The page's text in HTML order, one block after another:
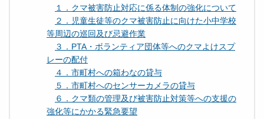
１．クマ被害防止対応に係る体制の強化について
２．児童生徒等のクマ被害防止に向けた小中学校
等周辺の巡回及び忌避作業
３．PTA・ボランティア団体等へのクマよけスプ
レーの配付
４．市町村への箱わなの貸与
５．市町村へのセンサーカメラの貸与
６．クマ類の管理及び被害防止対策等への支援の
強化等にかかる緊急要望